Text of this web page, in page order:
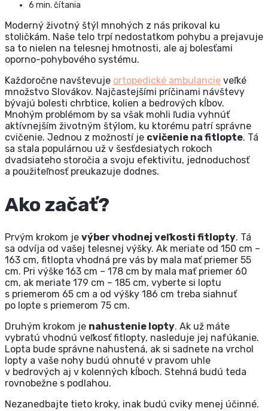
6 min. čítania
Moderný životný štýl mnohých z nás prikoval ku
stoličkám. Naše telo trpí nedostatkom pohybu a prejavuje
sa to nielen na telesnej hmotnosti, ale aj bolesťami
oporno-pohybového systému.
Každoročne navštevuje ortopedické ambulancie veľké
množstvo Slovákov. Najčastejšími príčinami návštevy
bývajú bolesti chrbtice, kolien a bedrových kĺbov.
Mnohým problémom by sa však mohli ľudia vyhnúť
aktívnejším životným štýlom, ku ktorému patrí správne
cvičenie. Jednou z možností je cvičenie na fitlopte. Tá
sa stala populárnou už v šesťdesiatych rokoch
dvadsiateho storočia a svoju efektivitu, jednoduchosť
a použiteľnosť preukazuje dodnes.
Ako začať?
Prvým krokom je výber vhodnej veľkosti fitlopty. Tá
sa odvíja od vašej telesnej výšky. Ak meriate od 150 cm –
163 cm, fitlopta vhodná pre vás by mala mať priemer 55
cm. Pri výške 163 cm – 178 cm by mala mať priemer 60
cm, ak meriate 179 cm – 185 cm, vyberte si loptu
s priemerom 65 cm a od výšky 186 cm treba siahnuť
po lopte s priemerom 75 cm.
Druhým krokom je nahustenie lopty. Ak už máte
vybratú vhodnú veľkosť fitlopty, nasleduje jej nafúkanie.
Lopta bude správne nahustená, ak si sadnete na vrchol
lopty a vaše nohy budú ohnuté v pravom uhle
v bedrových aj v kolenných kĺboch. Stehná budú teda
rovnobežne s podlahou.
Nezanedbajte tieto kroky, inak budú cviky menej účinné.